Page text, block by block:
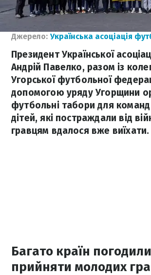
Джерело: Українська асоціація
Президент Української
Андрій Павелко, разом із
Угорської футбольної
допомогою уряду Угорщини
футбольні табори для команд
дітей, які постраждали від
гравцям вдалося вже виїхати.
Багато країн
прийняти молодих